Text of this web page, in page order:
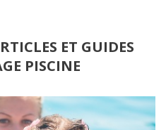
ET GUIDES
PISCINE